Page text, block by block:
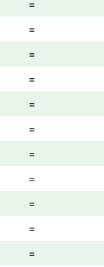
=
=
=
=
=
=
=
=
=
=
=